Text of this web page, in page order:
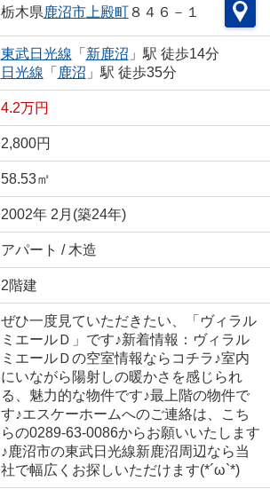
栃木県鹿沼市上殿町８４６－１
東武日光線 「 新鹿沼 」駅 徒歩14分
日光線 「 鹿沼 」駅 徒歩35分
4.2万円
2,800円
58.53㎡
2002年 2月(築24年)
アパート / 木造
2階建
ぜひ一度見ていただきたい、「ヴィラル
ミエールＤ」です♪新着情報：ヴィラル
ミエールＤの空室情報ならコチラ♪室内
にいながら陽射しの暖かさを感じられ
る、魅力的な物件です♪最上階の物件で
す♪エスケーホームへのご連絡は、こち
らの0289-63-0086からお願いいたします
♪鹿沼市の東武日光線新鹿沼周辺なら当
社で幅広くお探しいただけます(*´ω`*)